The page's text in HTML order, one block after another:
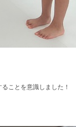
ことを意識しました！